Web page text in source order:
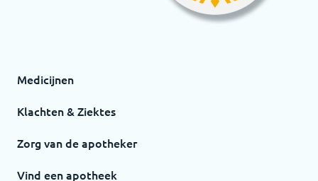
Medicijnen
Klachten & Ziektes
Zorg van de apotheker
Vind een apotheek